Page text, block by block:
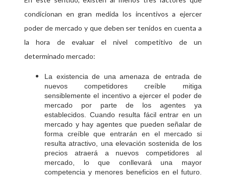
condicionan en gran medida los incentivos a ejercer
poder de mercado y que deben ser tenidos en cuenta a
la hora de evaluar el nivel competitivo de un
determinado mercado:
La existencia de una amenaza de entrada de
nuevos competidores creíble mitiga
sensiblemente el incentivo a ejercer el poder de
mercado por parte de los agentes ya
establecidos. Cuando resulta fácil entrar en un
mercado y hay agentes que pueden señalar de
forma creíble que entrarán en el mercado si
resulta atractivo, una elevación sostenida de los
precios atraerá a nuevos competidores al
mercado, lo que conllevará una mayor
competencia y menores beneficios en el futuro.